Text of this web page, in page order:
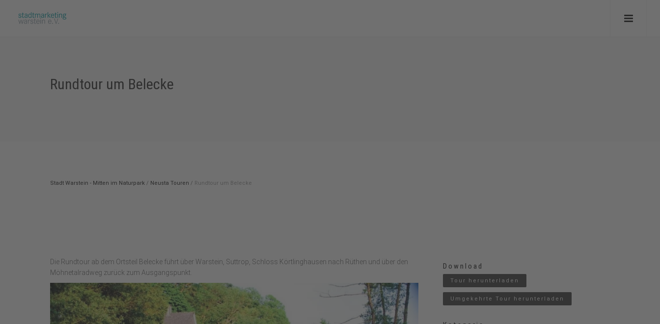
Rundtour um Belecke
Stadt Warstein - Mitten im Naturpark / Neusta Touren / Rundtour um Belecke
Die Rundtour ab dem Ortsteil Belecke führt über Warstein, Suttrop, Schloss Körtlinghausen nach Rüthen und über den
Möhnetalradweg zurück zum Ausgangspunkt.
Download
Tour herunterladen
Umgekehrte Tour herunterladen